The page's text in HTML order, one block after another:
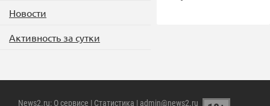
Новости
Активность за сутки
News2.ru: О сервисе | Статистика | admin@news2.ru